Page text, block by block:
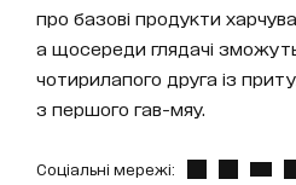
про базові продукти
а щосереди глядачі
чотирилапого друга із
з першого гав-мяу.
Соціальні мережі: